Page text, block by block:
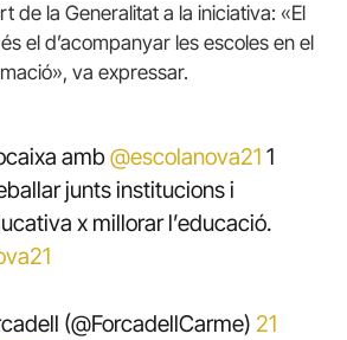
de la Generalitat a la iniciativa: «El
el d’acompanyar les escoles en el
va expressar.
amb@escolanova21 1
junts institucions i
x millorar l’educació.
(@ForcadellCarme) 21